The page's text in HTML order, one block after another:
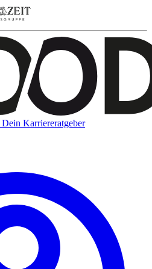
Dein Karriereratgeber